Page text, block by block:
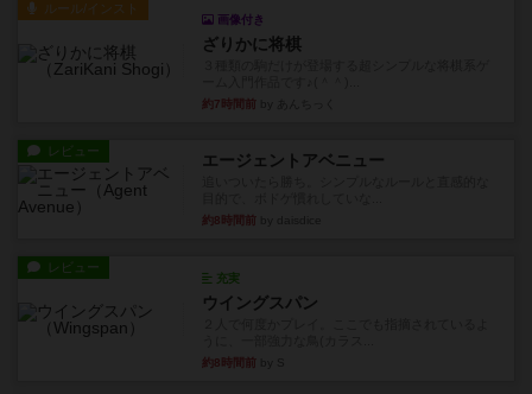
ルール/インスト
画像付き
ざりかに将棋
約7時間前
レビュー エージェントアベニュー
約8時間前
レビュー
充実
ウイングスパン
約8時間前